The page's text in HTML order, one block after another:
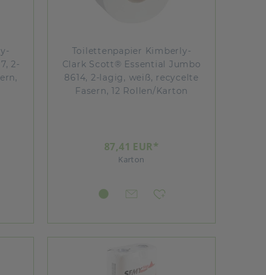
2-
Toilettenpapier Kimberly-
Clark Scott® Essential Jumbo
8614, 2-lagig, weiß, recycelte
Fasern, 12 Rollen/Karton
87,41 EUR*
Karton